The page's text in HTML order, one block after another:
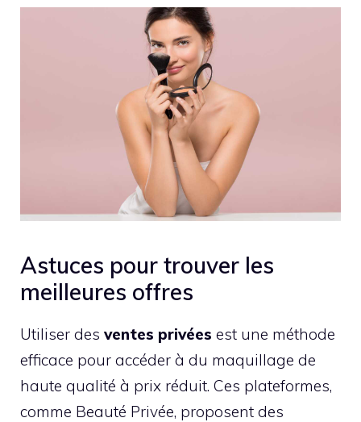
Astuces pour trouver les
meilleures offres
Utiliser des ventes privées est une méthode
efficace pour accéder à du maquillage de
haute qualité à prix réduit. Ces plateformes,
comme Beauté Privée, proposent des